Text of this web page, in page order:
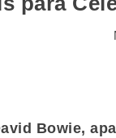
Bowie,